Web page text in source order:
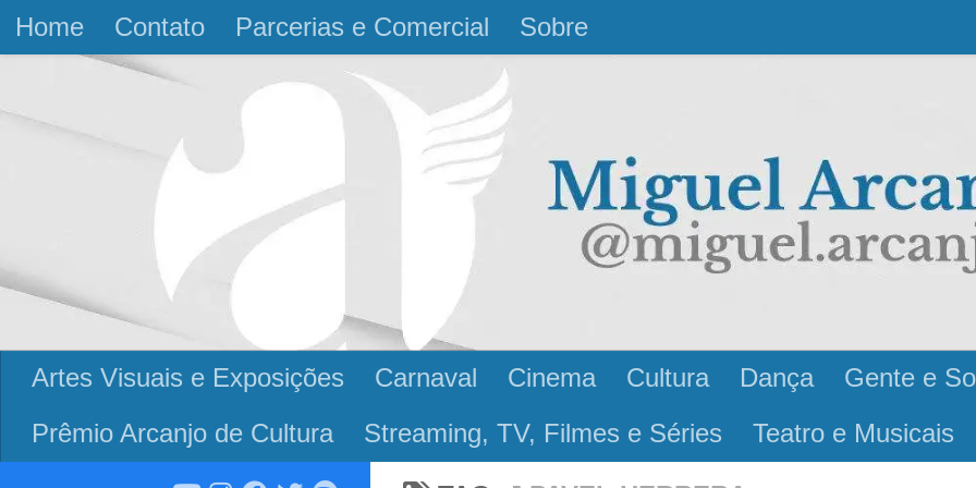
Skip to content
Home Contato Parcerias e Comercial Sobre
Artes Visuais e Exposições Carnaval Cinema Cultura Dança
Gente e
Prêmio Arcanjo de Cultura
Streaming, TV, Filmes e Séries Teatro e Musicais